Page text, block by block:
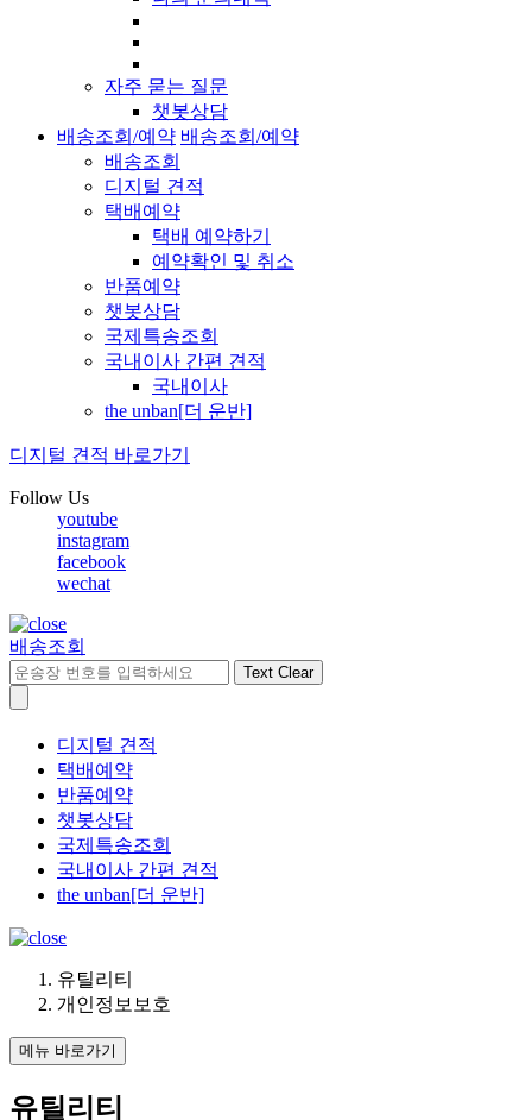
자주 묻는 질문
챗봇상담
배송조회/예약 배송조회/예약
배송조회
디지털 견적
택배예약
택배 예약하기
예약확인 및 취소
반품예약
챗봇상담
국제특송조회
국내이사 간편 견적
국내이사
the unban[더 운반]
디지털 견적 바로가기
Follow Us
youtube
instagram
facebook
wechat
배송조회
Text Clear
디지털 견적
택배예약
반품예약
챗봇상담
국제특송조회
국내이사 간편 견적
the unban[더 운반]
유틸리티
개인정보보호
메뉴 바로가기
유틸리티